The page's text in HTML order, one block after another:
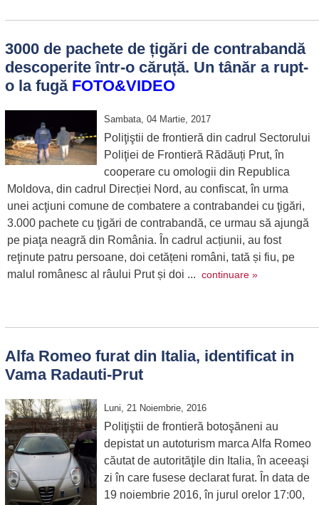
3000 de pachete de țigări de contrabandă
descoperite într-o căruță. Un tânăr a rupt-
o la fugă FOTO&VIDEO
Sambata, 04 Martie, 2017
Poliţiştii de frontieră din cadrul Sectorului
Poliţiei de Frontieră Rădăuți Prut, în
cooperare cu omologii din Republica
Moldova, din cadrul Direcției Nord, au confiscat, în urma
unei acţiuni comune de combatere a contrabandei cu ţigări,
3.000 pachete cu ţigări de contrabandă, ce urmau să ajungă
pe piaţa neagră din România. În cadrul acțiunii, au fost
reţinute patru persoane, doi cetățeni români, tată și fiu, pe
malul românesc al râului Prut și doi ... continuare »
Alfa Romeo furat din Italia, identificat in
Vama Radauti-Prut
Luni, 21 Noiembrie, 2016
Poliţiştii de frontieră botoşăneni au
depistat un autoturism marca Alfa Romeo
căutat de autorităţile din Italia, în aceeaşi
zi în care fusese declarat furat. În data de
19 noiembrie 2016, în jurul orelor 17:00,